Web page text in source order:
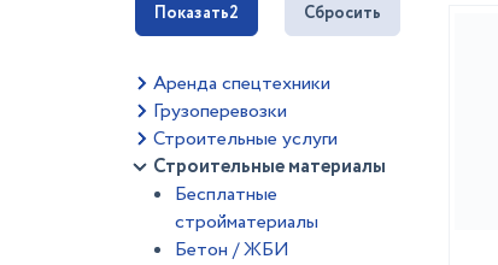
Показать2 Сбросить
Аренда спецтехники
Грузоперевозки
Строительные услуги
Строительные материалы
Бесплатные
стройматериалы
Бетон / ЖБИ